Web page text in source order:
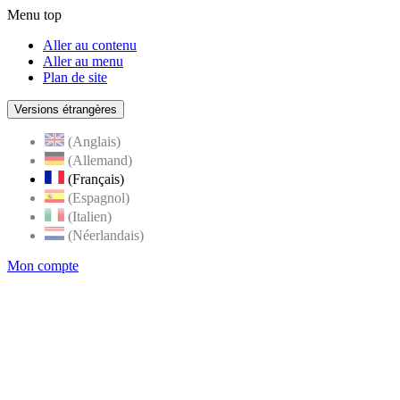
Menu top
Aller au contenu
Aller au menu
Plan de site
Versions étrangères
(Anglais)
(Allemand)
(Français)
(Espagnol)
(Italien)
(Néerlandais)
Mon compte